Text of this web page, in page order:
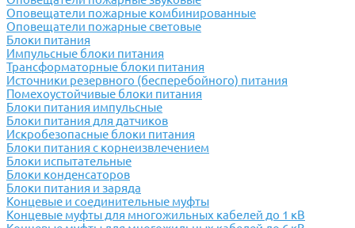
Оповещатели пожарные комбинированные
Оповещатели пожарные световые
Блоки питания
Импульсные блоки питания
Трансформаторные блоки питания
Источники резервного (бесперебойного) питания
Помехоустойчивые блоки питания
Блоки питания импульсные
Блоки питания для датчиков
Искробезопасные блоки питания
Блоки питания с корнеизвлечением
Блоки испытательные
Блоки конденсаторов
Блоки питания и заряда
Концевые и соединительные муфты
Концевые муфты для многожильных кабелей до 1 кВ